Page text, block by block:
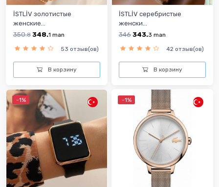
İSTLİV золотистые
женские...
350.8 348.1 man
53 отзыв(ов)
В корзину
İSTLİV cеребристые
женски...
346343.3 man
42 отзыв(ов)
В корзину
-1% -1%